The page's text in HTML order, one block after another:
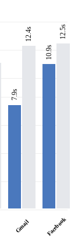
7.9s
12.4s
Gmail
10.9s
12.5s
Facebook